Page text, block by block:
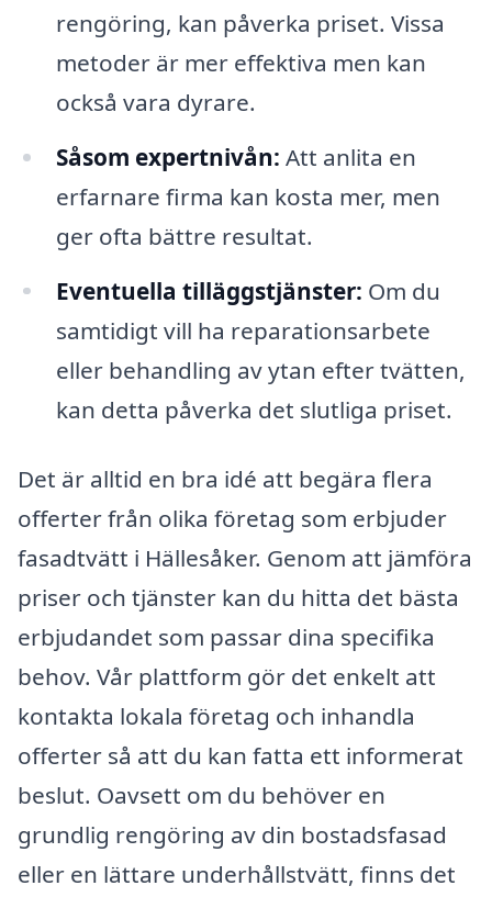
rengöring, kan påverka priset. Vissa
metoder är mer effektiva men kan
också vara dyrare.
Såsom expertnivån: Att anlita en
erfarnare firma kan kosta mer, men
ger ofta bättre resultat.
Eventuella tilläggstjänster: Om du
samtidigt vill ha reparationsarbete
eller behandling av ytan efter tvätten,
kan detta påverka det slutliga priset.
Det är alltid en bra idé att begära flera
offerter från olika företag som erbjuder
fasadtvätt i Hällesåker. Genom att jämföra
priser och tjänster kan du hitta det bästa
erbjudandet som passar dina specifika
behov. Vår plattform gör det enkelt att
kontakta lokala företag och inhandla
offerter så att du kan fatta ett informerat
beslut. Oavsett om du behöver en
grundlig rengöring av din bostadsfasad
eller en lättare underhållstvätt, finns det